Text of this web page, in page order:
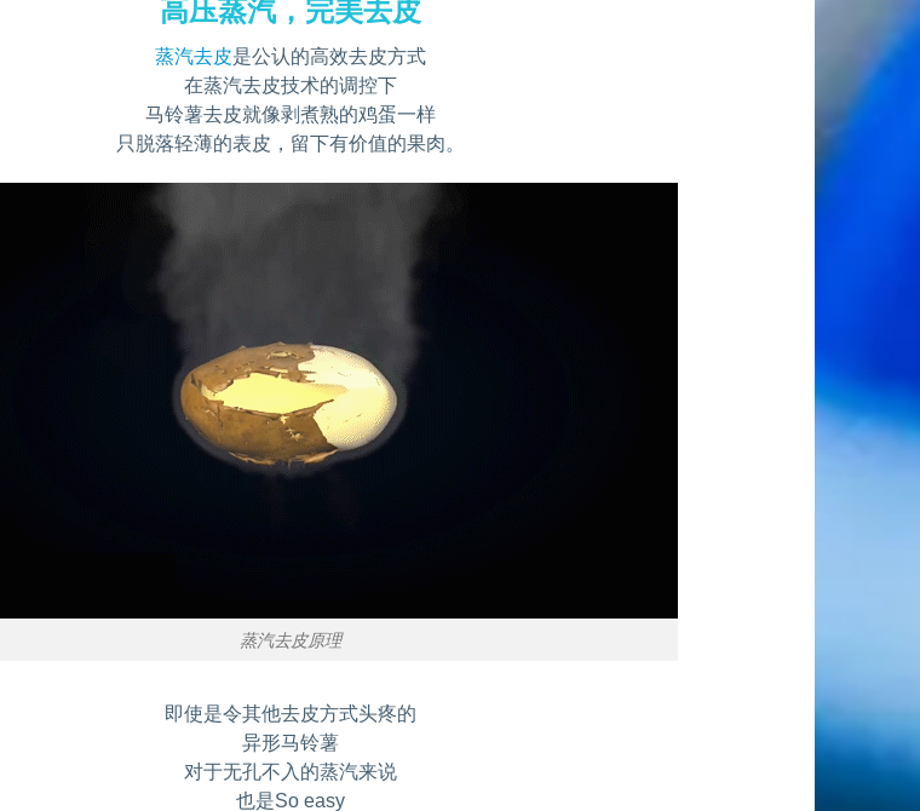
高压蒸汽，完美去皮
蒸汽去皮是公认的高效去皮方式
在蒸汽去皮技术的调控下
马铃薯去皮就像剥煮熟的鸡蛋一样
只脱落轻薄的表皮，留下有价值的果肉。
蒸汽去皮原理
即使是令其他去皮方式头疼的
异形马铃薯
对于无孔不入的蒸汽来说
也是So easy